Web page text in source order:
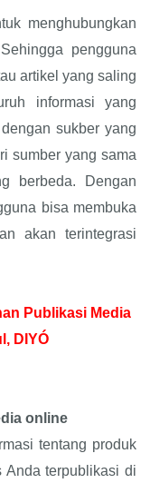
menghubungkan
pengguna
artikel yang saling
informasi yang
sukber yang
sumber yang sama
berbeda. Dengan
bisa membuka
akan terintegrasi
Publikasi Media
DIYÓ
online
tentang produk
Anda terpublikasi di